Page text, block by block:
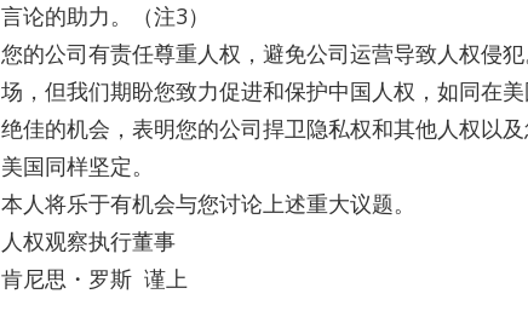
言论的助力。（注3）
您的公司有责任尊重人权，避免公司运营导致人权侵
场，但我们期盼您致力促进和保护中国人权，如同在
绝佳的机会，表明您的公司捍卫隐私权和其他人权以
美国同样坚定。
本人将乐于有机会与您讨论上述重大议题。
人权观察执行董事
肯尼思・罗斯 谨上